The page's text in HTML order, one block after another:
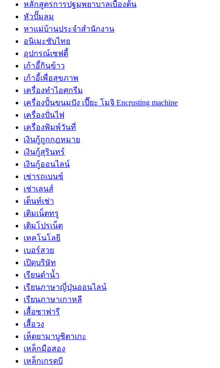
หลักสูตรการปฐมพยาบาลเบื้องต้น
หัวปั๊มลม
หาแม่บ้านประจำสำนักงาน
อนิเมะซับไทย
อุปกรณ์เซฟตี้
เก้าอี้กินข้าว
เก้าอี้เพื่อสุขภาพ
เครื่องทำไอศกรีม
เครื่องปั้นขนมปัง เปี๊ยะ โมจิ Encrusting machine
เครื่องปั่นไฟ
เครื่องพิมพ์วันที่
เงินกู้ถูกกฎหมาย
เงินกู้สุรินทร์
เงินกู้ออนไลน์
เช่ารถเบนซ์
เช่าเลนส์
เต็นท์เช่า
เติมเน็ตทรู
เติมโปรเน็ต
เทคโนโลยี
เบอร์สวย
เปิดบริษัท
เรียนดำน้ำ
เรียนภาษาญี่ปุ่นออนไลน์
เรียนภาษาเกาหลี
เสื้อซาฟารี
เสื้อวง
เห็ดยามาบูชิตาเกะ
เหล็กมือสอง
เหล็กเกรดบี